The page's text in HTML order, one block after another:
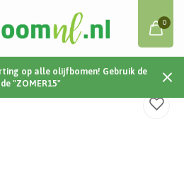
0
op alle olijfbomen! Gebruik de
"ZOMER15"
Egg Pot 94 94x80 - Anthracite